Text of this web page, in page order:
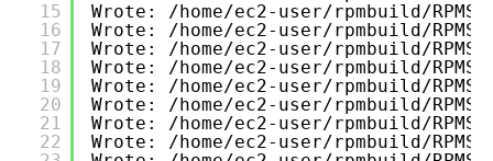
15
16
17
18
19
20
21
22
Wrote: /home/ec2-user/rpmbuild/
Wrote: /home/ec2-user/rpmbuild/
Wrote: /home/ec2-user/rpmbuild/
Wrote: /home/ec2-user/rpmbuild/
Wrote: /home/ec2-user/rpmbuild/
Wrote: /home/ec2-user/rpmbuild/
Wrote: /home/ec2-user/rpmbuild/
Wrote: /home/ec2-user/rpmbuild/